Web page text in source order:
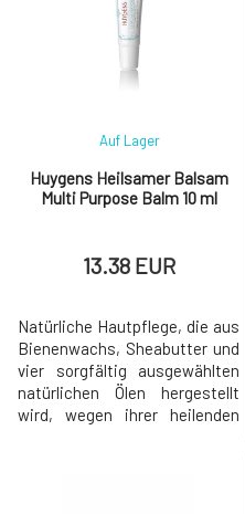
und nährt das Zahnfleisch,
erfrischt den Atem. Es ist eine
bequeme und nachhaltige
Alternative zur klassischen
Huygens Heilsamer Balsam
Multi Purpose Balm 10 ml
Auf Lager
13.38 EUR
Natürliche Hautpflege, die aus
Bienenwachs, Sheabutter und
vier sorgfältig ausgewählten
natürlichen Ölen hergestellt
wird, wegen ihrer heilenden